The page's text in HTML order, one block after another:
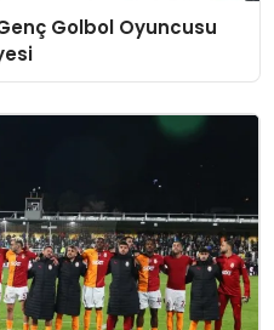
Golbol Oyuncusu